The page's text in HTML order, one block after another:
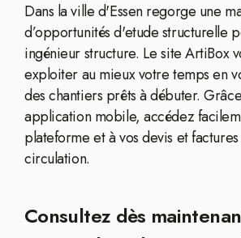
Dans la ville d'Essen regorge une
d’opportunités d'etude structurelle
ingénieur structure. Le site ArtiBox
exploiter au mieux votre temps en
des chantiers prêts à débuter.
application mobile, accédez
plateforme et à vos devis et
circulation.
Consultez dès